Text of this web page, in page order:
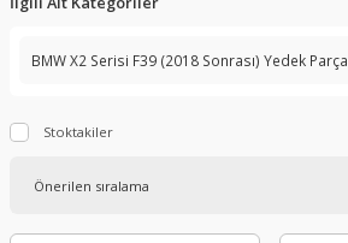
BMW X2 Serisi F39 (2018 Sonrası) Yedek Parça
Stoktakiler